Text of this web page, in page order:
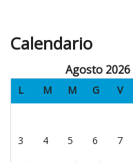
Calendario
Agosto 2026
L M M G V
3
4 5 6 7